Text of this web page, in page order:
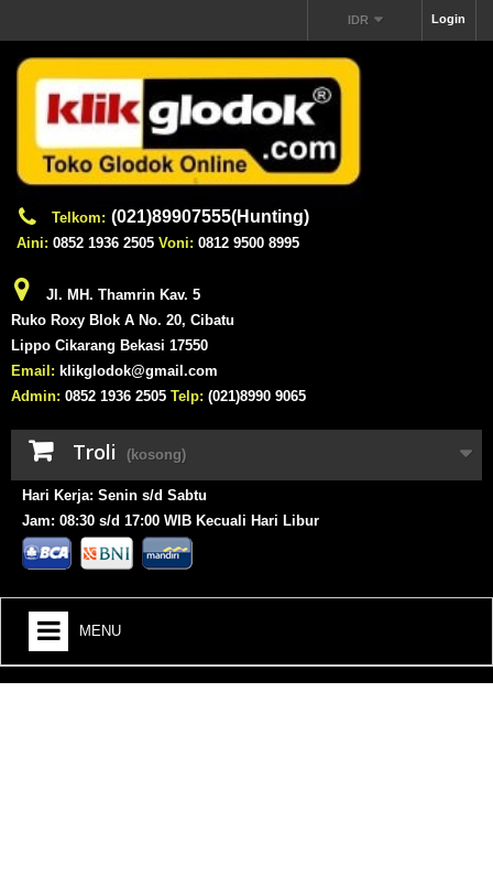
Login
IDR
Telkom: (021)89907555(Hunting)
Aini: 0852 1936 2505 Voni: 0812 9500 8995
Jl. MH. Thamrin Kav. 5
Ruko Roxy Blok A No. 20, Cibatu
Lippo Cikarang Bekasi 17550
Email: klikglodok@gmail.com
Admin: 0852 1936 2505 Telp: (021)8990 9065
Troli (kosong)
Hari Kerja: Senin s/d Sabtu
Jam: 08:30 s/d 17:00 WIB Kecuali Hari Libur
MENU